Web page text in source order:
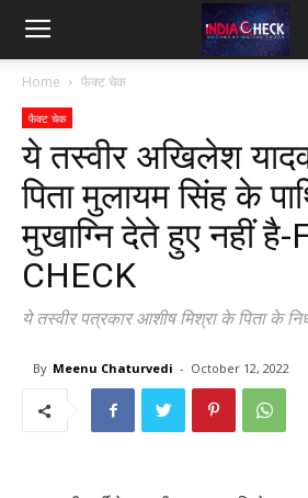
IndiaCheck
Home फैक्ट चेक
फैक्ट चेक
ये तस्वीर अखिलेश
पिता मुलायम सिंह के
मुखाग्नि देते हुए नहीं है-
CHECK
ये तस्वीर पत्रकार आशीष मिश्रा के पिता के
By Meenu Chaturvedi - October 12, 2022